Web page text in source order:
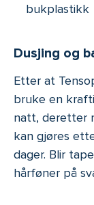
bukplastikk
Dusjing og
Etter at
bruke en
natt, deretter
kan gjøres
dager. Blir
hårføner på